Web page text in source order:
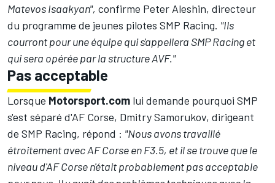
Matevos Isaakyan", confirme Peter Aleshin, directeur
du programme de jeunes pilotes SMP Racing. "Ils
courront pour une équipe qui s'appellera SMP Racing et
qui sera opérée par la structure AVF."
Pas acceptable
Lorsque Motorsport.com lui demande pourquoi SMP
s'est séparé d'AF Corse, Dmitry Samorukov, dirigeant
de SMP Racing, répond : "Nous avons travaillé
étroitement avec AF Corse en F3.5, et il se trouve que le
niveau d'AF Corse n'était probablement pas acceptable